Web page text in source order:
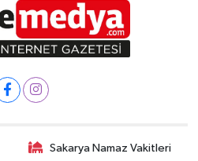
Sakarya Namaz Vakitleri